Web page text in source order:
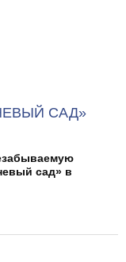
САД»
сад» в